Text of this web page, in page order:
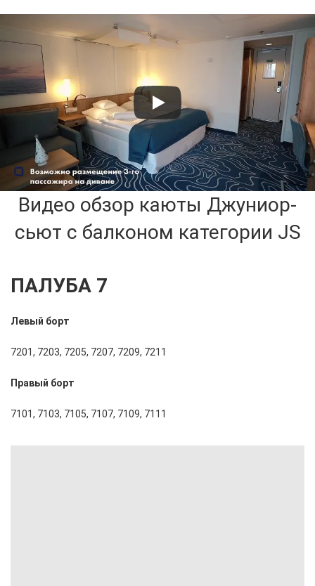
Видео обзор каюты Джуниор-
сьют с балконом категории JS
ПАЛУБА 7
Левый борт
7201, 7203, 7205, 7207, 7209, 7211
Правый борт
7101, 7103, 7105, 7107, 7109, 7111